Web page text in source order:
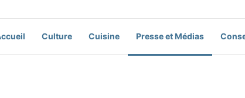
Culture Cuisine Presse et Médias